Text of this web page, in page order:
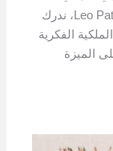
الفكرية (IP) أمرًا بالغ الأهمية. في شركة Leo Patent، ندرك
الفكرية
الميزة